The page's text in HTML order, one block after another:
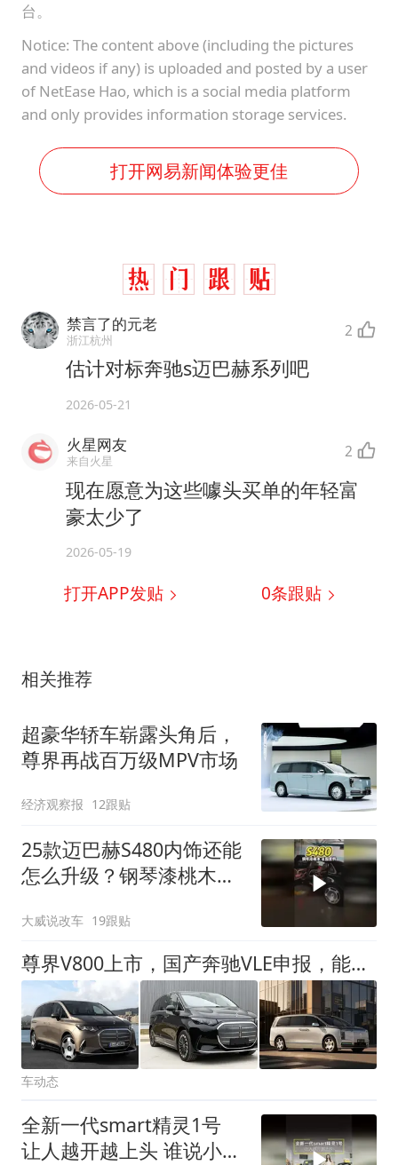
台。
Notice: The content above (including the pictures
and videos if any) is uploaded and posted by a user
of NetEase Hao, which is a social media platform
and only provides information storage services.
打开网易新闻体验更佳
禁言了的元老
浙江杭州 2
估计对标奔驰s迈巴赫系列吧
2026-05-21
火星网友
来自火星 2
现在愿意为这些噱头买单的年轻富
豪太少了
2026-05-19
打开APP发贴 0条跟贴
相关推荐
超豪华轿车崭露头角后，
尊界再战百万级MPV市场
经济观察报 12跟贴
25款迈巴赫S480内饰还能
怎么升级？钢琴漆桃木
上一个台阶
大威说改车 19跟贴
尊界V800上市，国产奔驰VLE申报，能否扳回一局？
车动态
全新一代smart精灵1号
让人越开越上头 谁说小车